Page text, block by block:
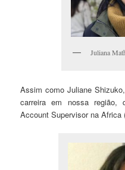
Juliana
Assim como Juliane
carreira em nossa região,
Account Supervisor na Africa